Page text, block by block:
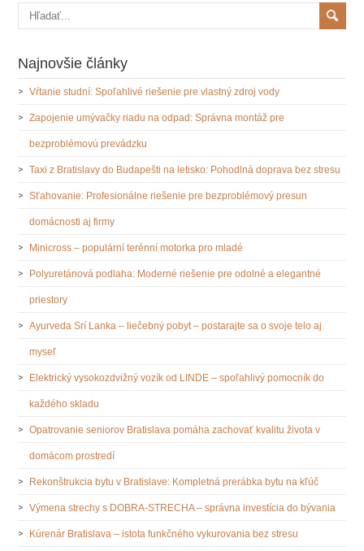
Najnovšie články
Vŕtanie studní: Spoľahlivé riešenie pre vlastný zdroj vody
Zapojenie umývačky riadu na odpad: Správna montáž pre
bezproblémovú prevádzku
Taxi z Bratislavy do Budapešti na letisko: Pohodlná doprava bez stresu
Sťahovanie: Profesionálne riešenie pre bezproblémový presun
domácnosti aj firmy
Minicross – populární terénní motorka pro mladé
Polyuretánová podlaha: Moderné riešenie pre odolné a elegantné
priestory
Ayurveda Srí Lanka – liečebný pobyt – postarajte sa o svoje telo aj
myseľ
Elektrický vysokozdvižný vozík od LINDE – spoľahlivý pomocník do
každého skladu
Opatrovanie seniorov Bratislava pomáha zachovať kvalitu života v
domácom prostredí
Rekonštrukcia bytu v Bratislave: Kompletná prerábka bytu na kľúč
Výmena strechy s DOBRA-STRECHA – správna investícia do bývania
Kúrenár Bratislava – istota funkčného vykurovania bez stresu